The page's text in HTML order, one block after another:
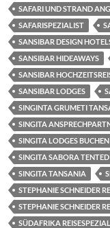
SAFARI UND STRAND
SAFARISPEZIALIST
SANSIBAR DESIGN
SANSIBAR HIDEAWAYS
SANSIBAR
SANSIBAR LODGES
SINGINTA GRUMETI
SINGITA
SINGITA LODGES
SINGITA SABORA
SINGITA TANSANIA
STEPHANIE SCHNEIDER
STEPHANIE SCHNEIDER
SÜDAFRIKA